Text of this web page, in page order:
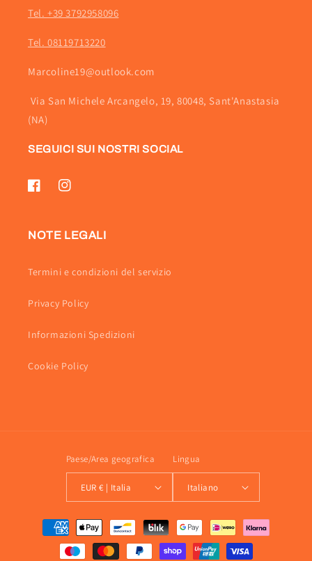
Tel. +39 3792958096
Tel. 08119713220
Marcoline19@outlook.com
Via San Michele Arcangelo, 19, 80048, Sant'Anastasia
(NA)
SEGUICI SUI NOSTRI SOCIAL
FacebookInstagram
NOTE LEGALI
Termini e condizioni del servizio
Privacy Policy
Informazioni Spedizioni
Cookie Policy
Paese/Area geografica
EUR € | Italia
Lingua
Italiano
Metodi